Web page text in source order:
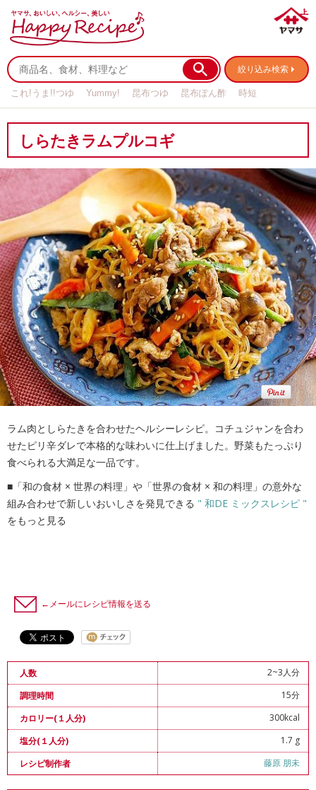
絞り込み検索
これ!うま!!つゆ Yummy! 昆布つゆ 昆布ぽん酢
時短
しらたきラムプルコギ
ラム肉としらたきを合わせたヘルシーレシピ。コチュジャンを合わ
せたピリ辛ダレで本格的な味わいに仕上げました。野菜もたっぷり
食べられる大満足な一品です。
■「和の食材 × 世界の料理」や「世界の食材 × 和の料理」の意外な
組み合わせで新しいおいしさを発見できる " 和DE ミックスレシピ "
をもっと見る
←メールにレシピ情報を送る
人数
2~3人分
調理時間
15分
カロリー(１人分)
300kcal
塩分(１人分)
1.7 g
レシピ制作者
藤原 朋未